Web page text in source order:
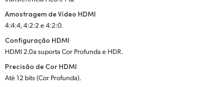
Amostragem de Vídeo HDMI
4:4:4, 4:2:2 e 4:2:0.
Configuração HDMI
HDMI 2.0a suporta Cor Profunda e HDR.
Precisão de Cor HDMI
Até 12 bits (Cor Profunda).